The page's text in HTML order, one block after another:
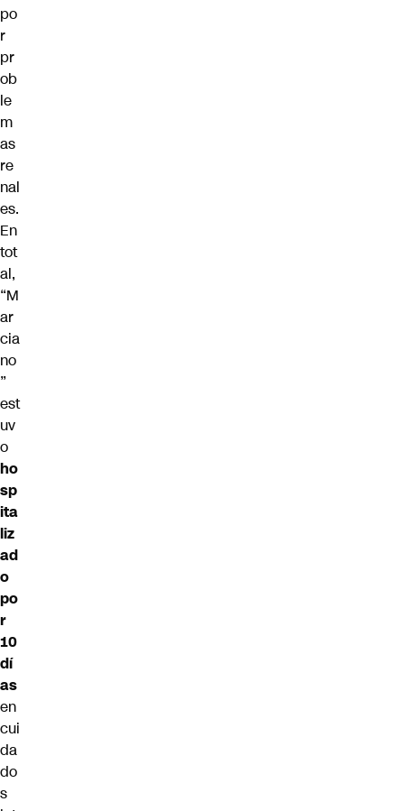
po
r
pr
ob
le
m
as
re
nal
es.
En
tot
al,
“M
ar
cia
no
”
est
uv
o
ho
sp
ita
liz
ad
o
po
r
10
dí
as
en
cui
da
do
s